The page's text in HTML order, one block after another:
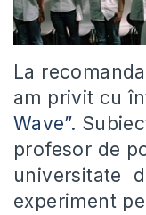
La
am privit cu
Wave”.
profesor de
universitate
experiment